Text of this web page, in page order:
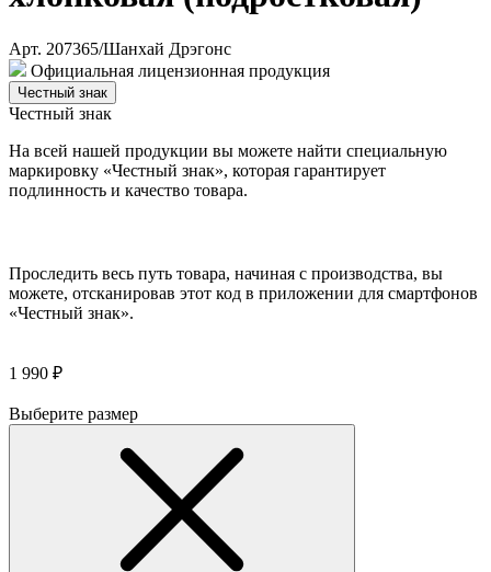
Арт. 207365/Шанхай Дрэгонс
Официальная лицензионная продукция
Честный знак
Честный знак
На всей нашей продукции вы можете найти специальную
маркировку «Честный знак», которая гарантирует
подлинность и качество товара.
Проследить весь путь товара, начиная с производства, вы
можете, отсканировав этот код в приложении для смартфонов
«Честный знак».
1 990 ₽
Выберите размер